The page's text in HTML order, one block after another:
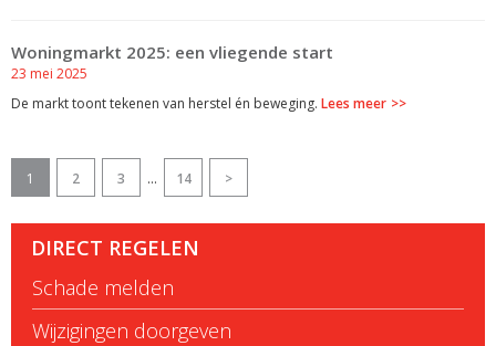
Woningmarkt 2025: een vliegende start
23 mei 2025
De markt toont tekenen van herstel én beweging. Lees meer
1 2 3 ... 14 >
DIRECT REGELEN
Schade melden
Wijzigingen doorgeven